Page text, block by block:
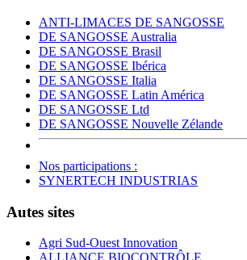
ANTI-LIMACES DE SANGOSSE
DE SANGOSSE Australia
DE SANGOSSE Brasil
DE SANGOSSE Ibérica
DE SANGOSSE Italia
DE SANGOSSE Latin América
DE SANGOSSE Ltd
DE SANGOSSE Nouvelle Zélande
Nos participations :
SYNERTECH INDUSTRIAS
Autes sites
Agri Sud-Ouest Innovation